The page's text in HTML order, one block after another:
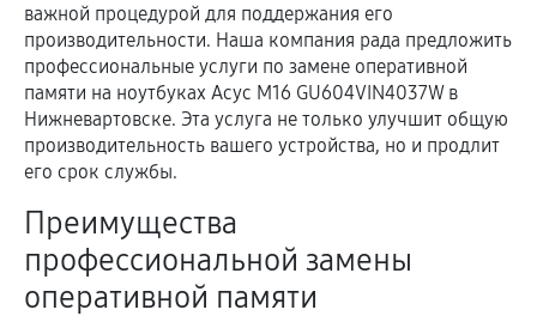
важной процедурой для поддержания его
производительности. Наша компания рада предложить
профессиональные услуги по замене оперативной
памяти на ноутбуках Асус M16 GU604VIN4037W в
Нижневартовске. Эта услуга не только улучшит общую
производительность вашего устройства, но и продлит
его срок службы.
Преимущества
профессиональной замены
оперативной памяти